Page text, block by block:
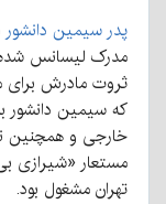
پدر سیمین دانشور
مدرک لیسانس شده
ثروت مادرش برای
که سیمین دانشور
خارجی و همچنین
مستعار «شیرازی
تهران مشغول بود.